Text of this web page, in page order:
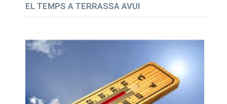
EL TEMPS A TERRASSA AVUI